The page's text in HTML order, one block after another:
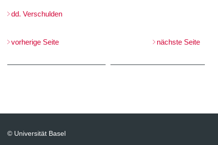
dd. Verschulden
vorherige Seite nächste Seite
© Universität Basel